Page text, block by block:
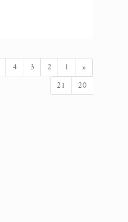
« السابق1
2
3
4
20
21